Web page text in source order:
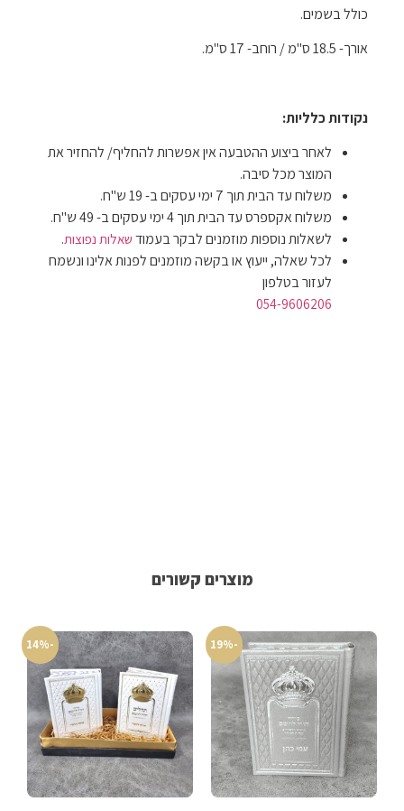
כולל בשמים.
אורך- 18.5 ס"מ / רוחב- 17 ס"מ.
נקודות כלליות:
לאחר ביצוע ההטבעה אין אפשרות להחליף/ להחזיר את
המוצר מכל סיבה.
משלוח עד הבית תוך 7 ימי עסקים ב- 19 ש"ח.
משלוח אקספרס עד הבית תוך 4 ימי עסקים ב- 49 ש"ח.
לשאלות נוספות מוזמנים לבקר בעמוד שאלות נפוצות.
לכל שאלה, ייעוץ או בקשה מוזמנים לפנות אלינו ונשמח
לעזור בטלפון
054-9606206
מוצרים קשורים
-19%
-14%